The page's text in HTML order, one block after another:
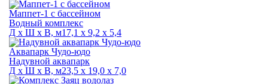
Маппет-1 с бассейном
Водный комплекс
Д х Ш х В, м17,1 х 9,2 х 5,4
Аквапарк Чудо-юдо
Надувной аквапарк
Д х Ш х В, м23,5 х 19,0 х 7,0